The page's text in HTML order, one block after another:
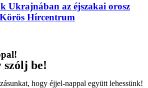
Ukrajnában az éjszakai orosz
Hírcentrum
szólj be!
hogy éjjel-nappal együtt lehessünk!